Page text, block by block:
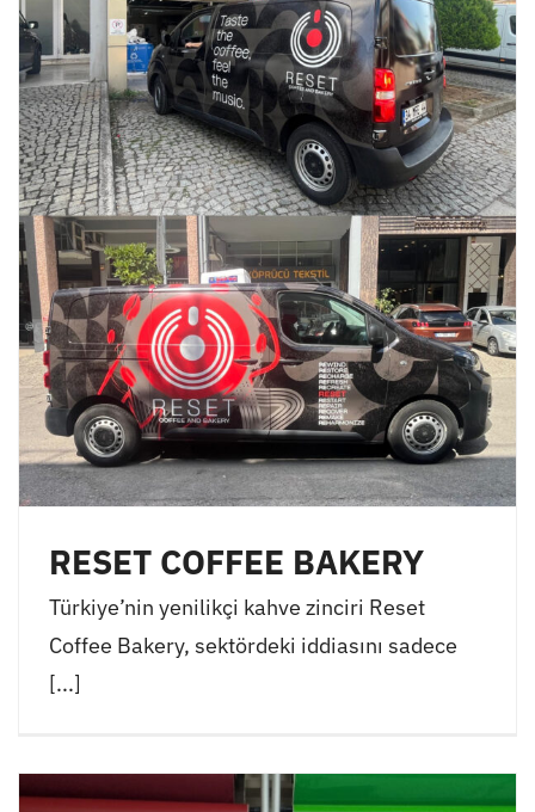
RESET COFFEE BAKERY
Türkiye’nin yenilikçi kahve zinciri Reset
Coffee Bakery, sektördeki iddiasını sadece
[...]